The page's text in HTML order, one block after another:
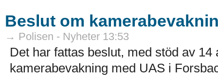
Beslut om
→ Polisen - Nyheter 13:53
Det har fattas beslut, med stöd av
kamerabevakning med UAS i